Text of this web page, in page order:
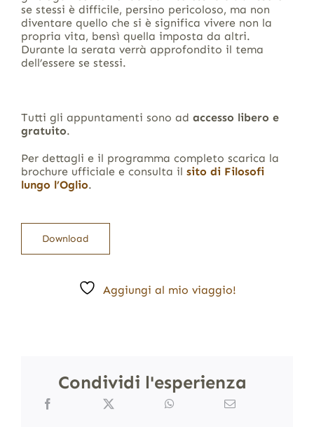
se stessi è difficile, persino pericoloso, ma non
diventare quello che si è significa vivere non la
propria vita, bensì quella imposta da altri.
Durante la serata verrà approfondito il tema
dell’essere se stessi.
Tutti gli appuntamenti sono ad accesso libero e
gratuito.
Per dettagli e il programma completo scarica la
brochure ufficiale e consulta il sito di Filosofi
lungo l’Oglio.
Download
Aggiungi al mio viaggio!
Condividi l'esperienza